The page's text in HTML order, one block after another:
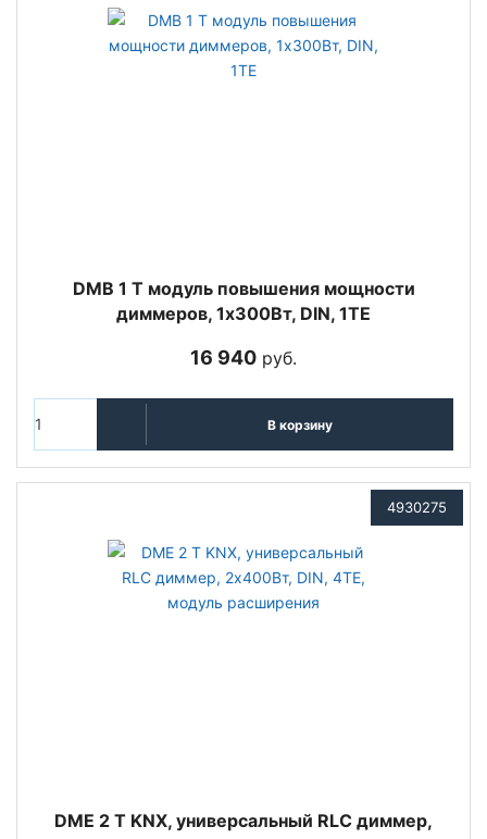
DMB 1 T модуль повышения мощности
диммеров, 1х300Вт, DIN, 1TE
16 940 руб.
В корзину
4930275
DME 2 T KNX, универсальный RLC диммер,